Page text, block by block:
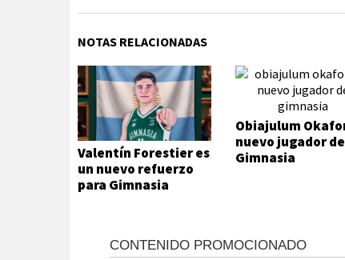
NOTAS RELACIONADAS
Valentín Forestier es
un nuevo refuerzo
para Gimnasia
Obiajulum
nuevo jugador de
Gimnasia